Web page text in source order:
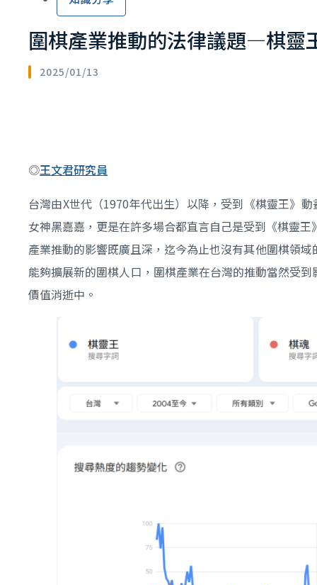
圍棋產業推動的法律議題—棋靈
2025/01/13
◎王文君研究員
台灣由X世代（1970年代出生）以降，受到《棋靈王》
女神黑嘉嘉，更是在許多場合都直言自己是受到《棋靈
產業推動的影響既廣且深，迄今為止也沒有其他圍棋領
能夠擴展新的圍棋人口，圍棋產業在台灣的推動當然受
價值消逝中。